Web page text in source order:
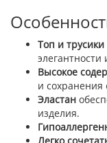
Топ и
элегантности
Высокое
и
Эластан
изделия.